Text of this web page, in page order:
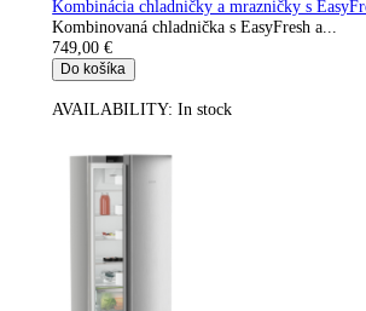
699,00€
Do košíka
AVAILABILITY:
Kombinovaná chladnička s EasyFresh a...
749,00€
Do košíka
AVAILABILITY: